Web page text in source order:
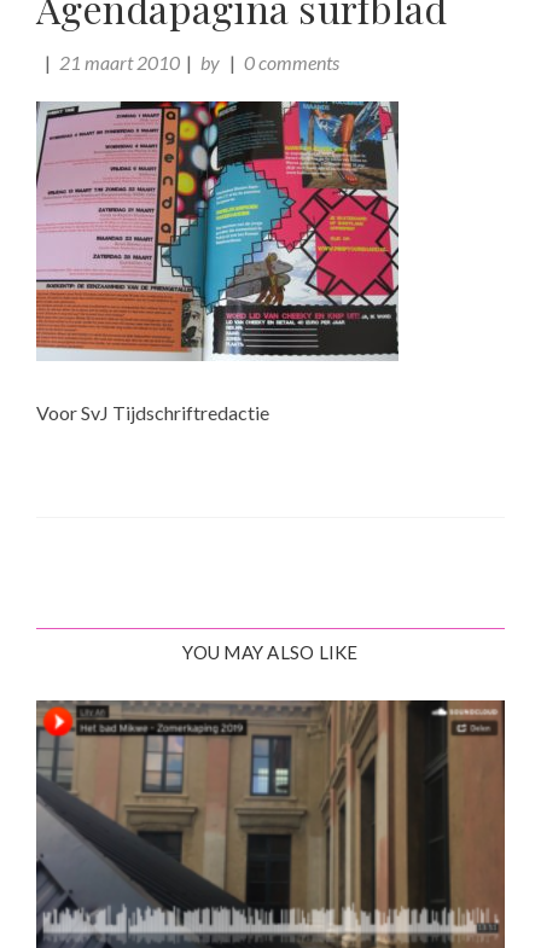
21 maart 2010 by 0 comments
Voor SvJ Tijdschriftredactie
YOU MAY ALSO LIKE